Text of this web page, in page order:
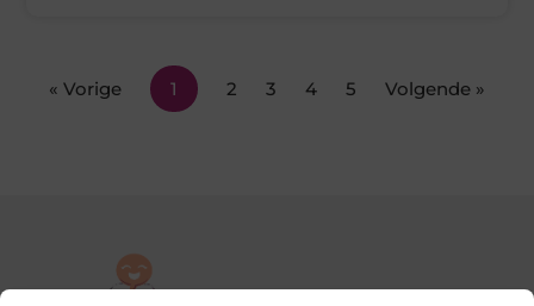
« Vorige 1 2 3 4 5 Volgende »